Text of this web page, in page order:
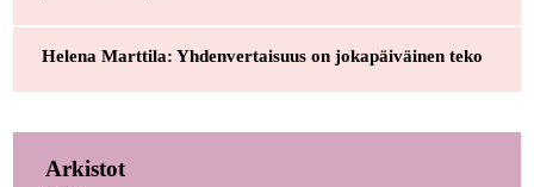
Helena Marttila: Yhdenvertaisuus on jokapäiväinen teko
Arkistot